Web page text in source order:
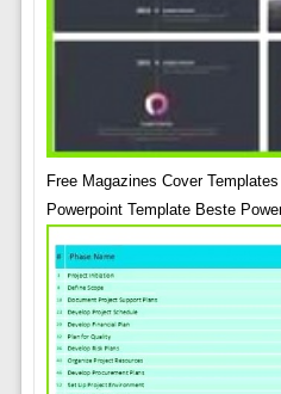
Free Magazines Cover Templates
Powerpoint Template Beste